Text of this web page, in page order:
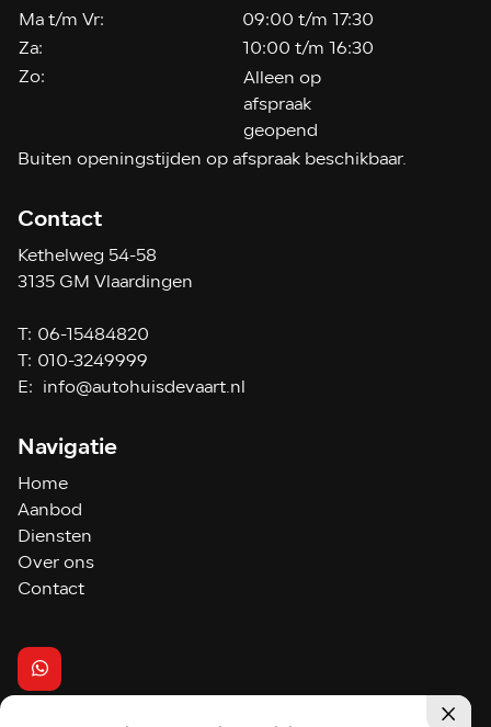
Ma t/m Vr:
09:00 t/m 17:30
Za:
10:00 t/m 16:30
Zo:
Alleen op
afspraak
geopend
Buiten openingstijden op afspraak beschikbaar.
Contact
Kethelweg 54-58
3135 GM Vlaardingen
T: 06-15484820
T: 010-3249999
E:
info@autohuisdevaart.nl
Navigatie
Home
Aanbod
Diensten
Over ons
Contact